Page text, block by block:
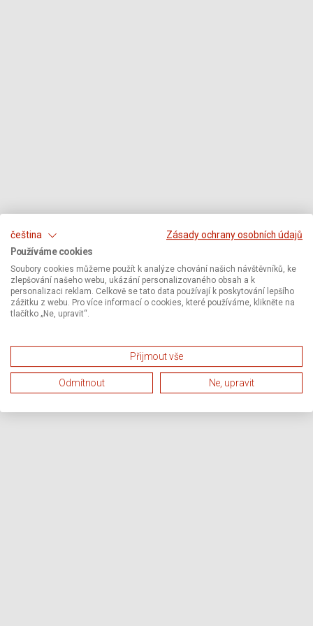
čeština
Zásady ochrany osobních údajů
Používáme cookies
Soubory cookies můžeme použít k analýze chování našich návštěvníků, ke
zlepšování našeho webu, ukázání personalizovaného obsah a k
personalizaci reklam. Celkově se tato data používají k poskytování lepšího
zážitku z webu. Pro více informací o cookies, které používáme, klikněte na
tlačítko „Ne, upravit“.
Přijmout vše
Odmítnout Ne, upravit